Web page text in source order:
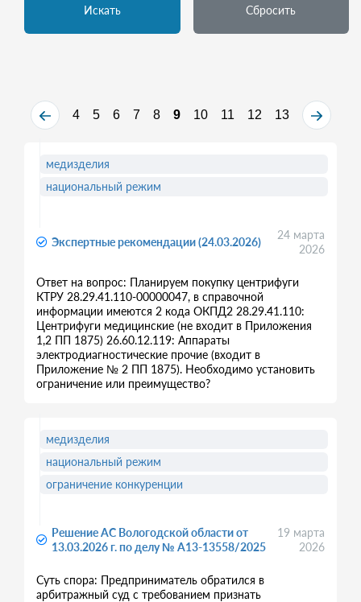
Искать Сбросить
4 5 6 7 8 9 10 11 12 13
Экспертные рекомендации (24.03.2026)
24 марта
2026
Ответ на вопрос: Планируем покупку центрифуги
КТРУ 28.29.41.110-00000047, в справочной
информации имеются 2 кода ОКПД2 28.29.41.110:
Центрифуги медицинские (не входит в Приложения
1,2 ПП 1875) 26.60.12.119: Аппараты
электродиагностические прочие (входит в
Приложение № 2 ПП 1875). Необходимо установить
ограничение или преимущество?
медизделия
национальный режим
Решение АС Вологодской области от
13.03.2026 г. по делу № А13-13558/2025
19 марта
2026
Суть спора: Предприниматель обратился в
арбитражный суд с требованием признать
медизделия
национальный режим
ограничение конкуренции